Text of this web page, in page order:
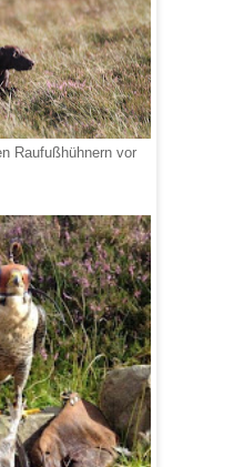
Raufußhühnern vor